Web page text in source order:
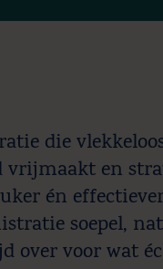
die
en
én
soepel,
over voor wat